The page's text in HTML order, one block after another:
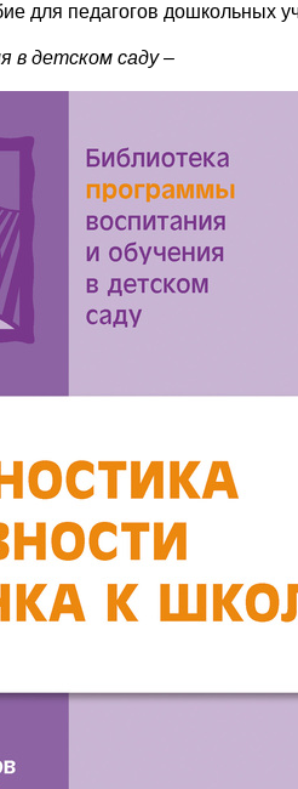
для педагогов дошкольных
в детском саду –